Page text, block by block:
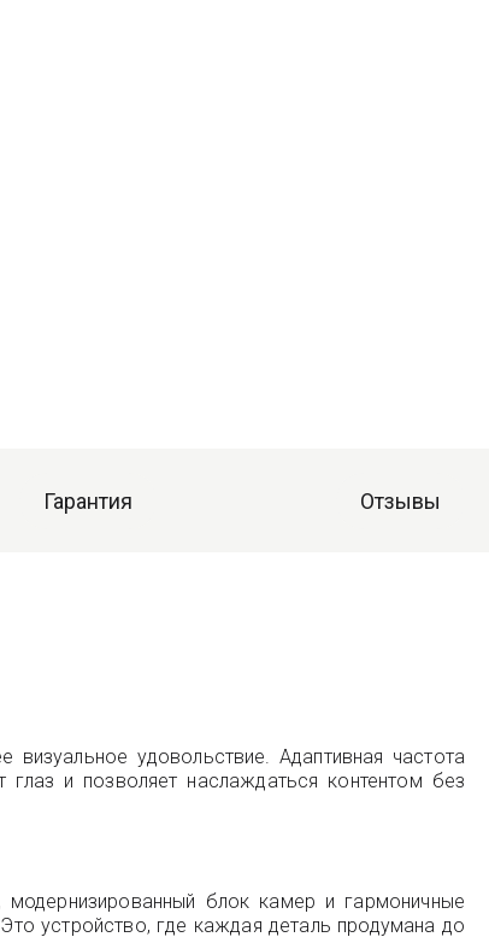
Гарантия Отзывы
удовольствие. Адаптивная частота
и позволяет наслаждаться контентом без
блок камер и гармоничные
устройство, где каждая деталь продумана до